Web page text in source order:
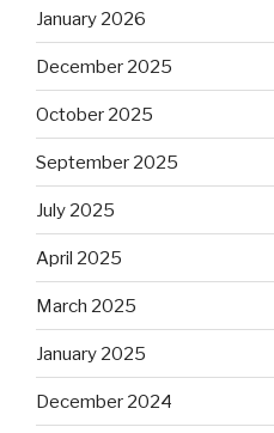
January 2026
December 2025
October 2025
September 2025
July 2025
April 2025
March 2025
January 2025
December 2024